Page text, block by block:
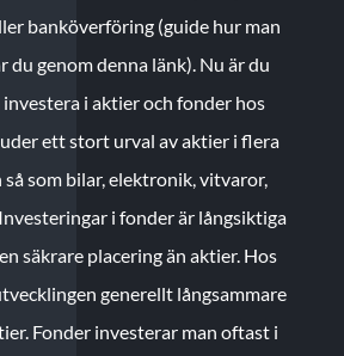
banköverföring (guide hur man
genom denna länk). Nu är du
i aktier och fonder hos
ett stort urval av aktier i flera
som bilar, elektronik, vitvaror,
i fonder är långsiktiga
säkrare placering än aktier. Hos
generellt långsammare
Fonder investerar man oftast i